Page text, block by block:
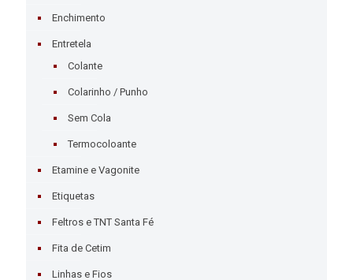
Enchimento
Entretela
Colante
Colarinho / Punho
Sem Cola
Termocoloante
Etamine e Vagonite
Etiquetas
Feltros e TNT Santa Fé
Fita de Cetim
Linhas e Fios